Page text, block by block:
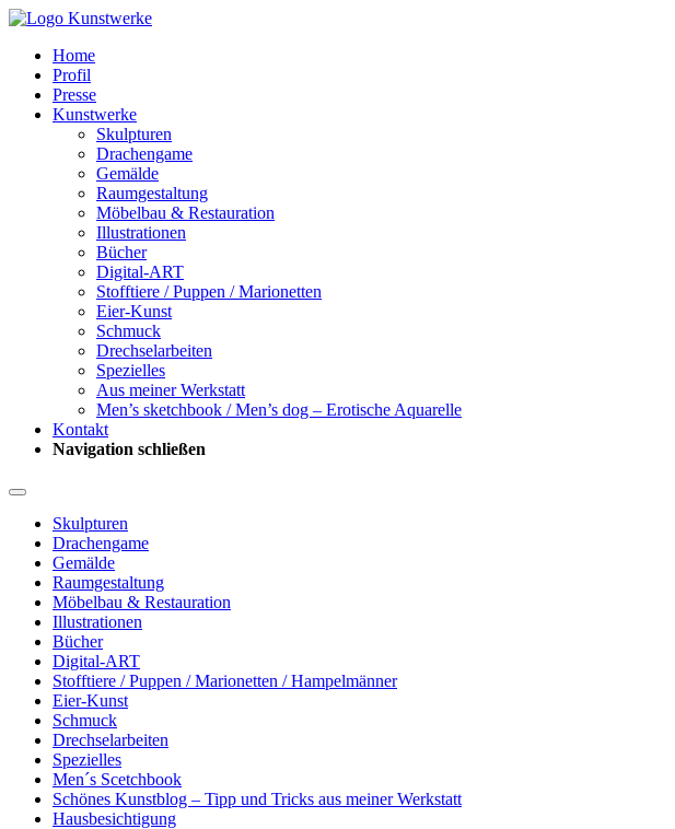
Home
Profil
Presse
Kunstwerke
Skulpturen
Drachengame
Gemälde
Raumgestaltung
Möbelbau & Restauration
Illustrationen
Bücher
Digital-ART
Stofftiere / Puppen / Marionetten
Eier-Kunst
Schmuck
Drechselarbeiten
Spezielles
Aus meiner Werkstatt
Men’s sketchbook / Men’s dog – Erotische Aquarelle
Kontakt
Navigation schließen
Skulpturen
Drachengame
Gemälde
Raumgestaltung
Möbelbau & Restauration
Illustrationen
Bücher
Digital-ART
Stofftiere / Puppen / Marionetten / Hampelmänner
Eier-Kunst
Schmuck
Drechselarbeiten
Spezielles
Men´s Scetchbook
Schönes Kunstblog – Tipp und Tricks aus meiner Werkstatt
Hausbesichtigung